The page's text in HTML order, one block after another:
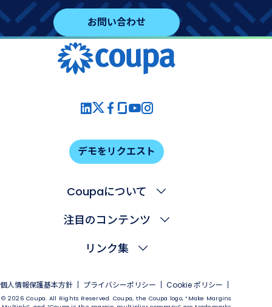
お問い合わせ
デモをリクエスト
Coupaについて
注目のコンテンツ
リンク集
個人情報保護基本方針 プライバシーポリシー Cookie ポリシー
© 2026 Coupa. All Rights Reserved. Coupa, the Coupa logo, “Make Margins